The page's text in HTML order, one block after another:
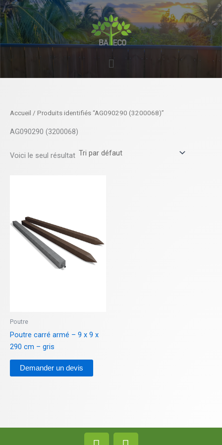
Aller
au
contenu
Menu
Accueil / Produits identifiés “AG090290 (3200068)”
AG090290 (3200068)
Voici le seul résultat
Poutre
Poutre carré armé – 9 x 9 x
290 cm – gris
Demander un devis
F
L